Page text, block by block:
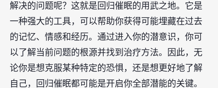
解决的问题呢？这就是回归催眠的用武之地。它是
一种强大的工具，可以帮助你获得可能埋藏在过去
的记忆、情感和经历。通过进入你的潜意识，你可
以了解当前问题的根源并找到治疗方法。因此，无
论你是想克服某种特定的恐惧，还是想更好地了解
自己，回归催眠都可能是开启你全部潜能的关键。